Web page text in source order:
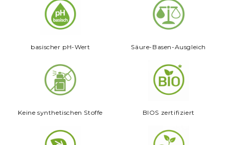
Zertifiziert durch BIOS-Biokontrollservice
Österreich
basischer pH-Wert Säure-Basen-Ausgleich
Keine synthetischen Stoffe BIOS zertifiziert